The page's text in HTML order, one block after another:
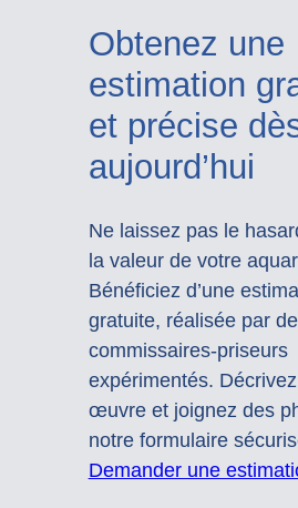
Obtenez une
estimation
et précise
aujourd’hui
Ne laissez pas le
la valeur de votre
Bénéficiez d’une
gratuite, réalisée par
commissaires-priseurs
expérimentés.
œuvre et joignez des
notre formulaire
Demander une